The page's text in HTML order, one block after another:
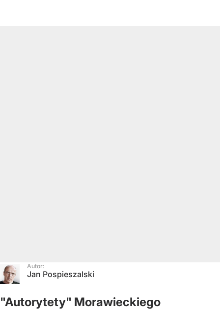
Autor:
Jan Pospieszalski
"Autorytety" Morawieckiego